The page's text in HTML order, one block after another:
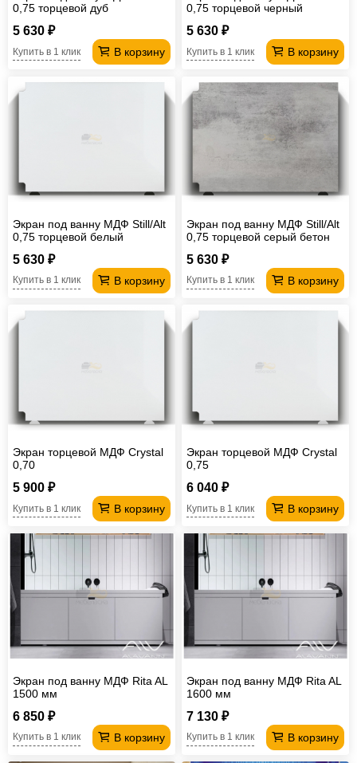
0,75 торцевой дуб
5 630 ₽
В корзину
Купить в 1 клик
0,75 торцевой черный
5 630 ₽
В корзину
Купить в 1 клик
Экран под ванну МДФ Still/Alt
0,75 торцевой белый
5 630 ₽
В корзину
Купить в 1 клик
Экран под ванну МДФ Still/Alt
0,75 торцевой серый бетон
5 630 ₽
В корзину
Купить в 1 клик
Экран торцевой МДФ Crystal
0,70
5 900 ₽
В корзину
Купить в 1 клик
Экран торцевой МДФ Crystal
0,75
6 040 ₽
В корзину
Купить в 1 клик
Экран под ванну МДФ Rita AL
1500 мм
6 850 ₽
В корзину
Купить в 1 клик
Экран под ванну МДФ Rita AL
1600 мм
7 130 ₽
В корзину
Купить в 1 клик